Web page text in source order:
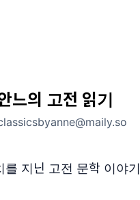
느의 고전 읽기
를 지닌 고전 문학 이야기